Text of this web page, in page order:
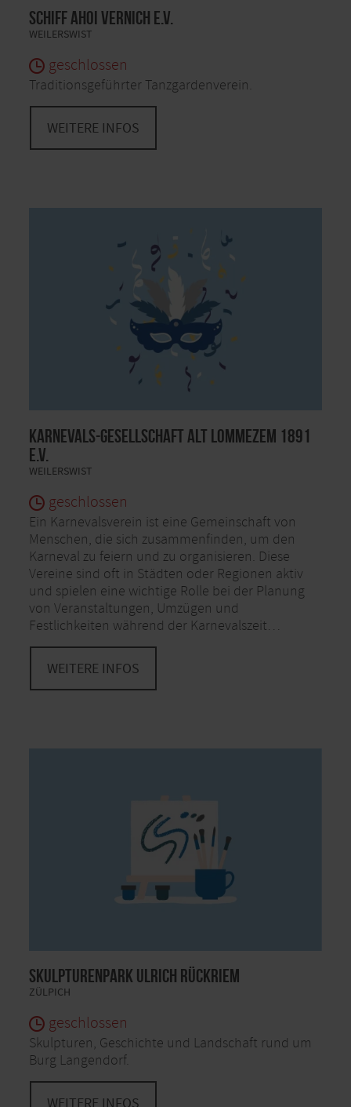
Schiff Ahoi Vernich e.V.
WEILERSWIST
geschlossen
Traditionsgeführter Tanzgardenverein.
WEITERE INFOS
Karnevals-Gesellschaft alt Lommezem 1891
e.V.
WEILERSWIST
geschlossen
Ein Karnevalsverein ist eine Gemeinschaft von
Menschen, die sich zusammenfinden, um den
Karneval zu feiern und zu organisieren. Diese
Vereine sind oft in Städten oder Regionen aktiv
und spielen eine wichtige Rolle bei der Planung
von Veranstaltungen, Umzügen und
Festlichkeiten während der Karnevalszeit…
WEITERE INFOS
Skulpturenpark Ulrich Rückriem
ZÜLPICH
geschlossen
Skulpturen, Geschichte und Landschaft rund um
Burg Langendorf.